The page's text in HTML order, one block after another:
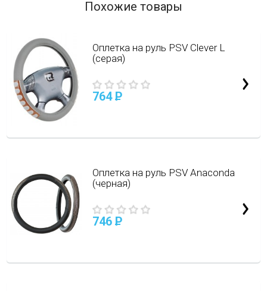
Похожие товары
Оплетка на руль PSV Clever L
(серая)
764P
Оплетка на руль PSV Anaconda
(черная)
746 P